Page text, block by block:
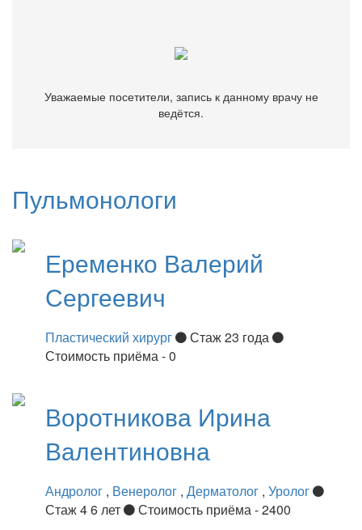
Уважаемые посетители, запись к данному врачу не
ведётся.
Пульмонологи
Еременко Валерий
Сергеевич
Пластический хирург
Стаж 23 года
Стоимость приёма - 0
Воротникова Ирина
Валентиновна
Андролог , Венеролог , Дерматолог , Уролог
Стаж 4 6 лет
Стоимость приёма - 2400